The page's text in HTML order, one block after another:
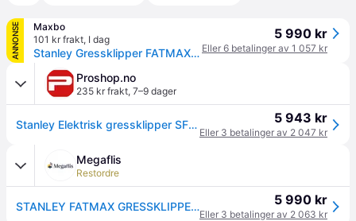
ANNONSE
Maxbo
101 kr frakt, I dag
Stanley Gressklipper FATMAX v20 18v med batteri sfmcmw2651m kuttbredde: 510mm 4ah batterier: 2stk
5 990 kr
Eller 6 betalinger av 1 057 kr
Proshop.no
235 kr frakt, 7–9 dager
Stanley Elektrisk gressklipper SFMCMW2651M Cordless Lawn Mower 5 943 kr
Eller 3 betalinger av 2 047 kr
Megaflis
Restordre
STANLEY FATMAX GRESSKLIPPER 2X18V V20 50CM 5 990 kr
Eller 3 betalinger av 2 063 kr